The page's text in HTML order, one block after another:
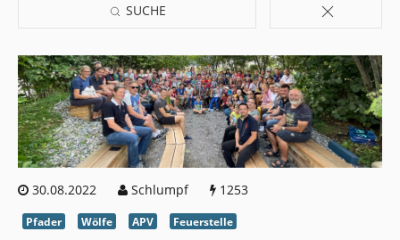
SUCHE
30.08.2022 Schlumpf 1253
Pfader Wölfe APV Feuerstelle